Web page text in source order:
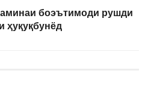
боэътимоди рушди
ҳуқуқбунёд